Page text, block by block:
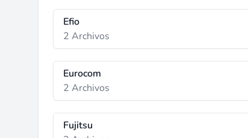
Efio
2 Archivos
Eurocom
2 Archivos
Fujitsu